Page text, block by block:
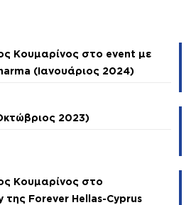
Κουμαρίνος στο event με
(Ιανουάριος 2024)
2023)
Κουμαρίνος στο
της Forever Hellas-Cyprus